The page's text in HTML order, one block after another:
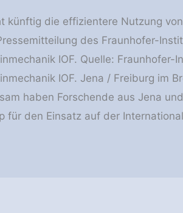
künftig die effizientere Nutzung
des Fraunhofer-
IOF. Quelle: Fraunhofer-
IOF. Jena / Freiburg im
haben Forschende aus Jena
für den Einsatz auf der